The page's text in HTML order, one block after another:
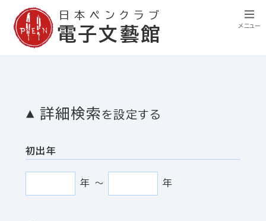
日本ペンクラブ
電子文藝館
詳細検索 を設定する
初出年
年 〜 年
メニュー